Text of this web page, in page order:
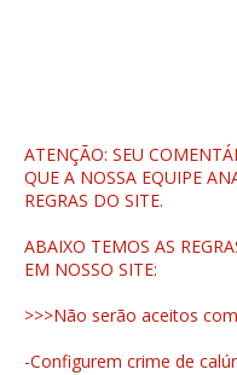
ATENÇÃO: SEU
QUE A NOSSA EQUIPE
REGRAS DO SITE.
ABAIXO TEMOS AS
EM NOSSO SITE:
>>>Não serão aceitos
-Configurem crime de